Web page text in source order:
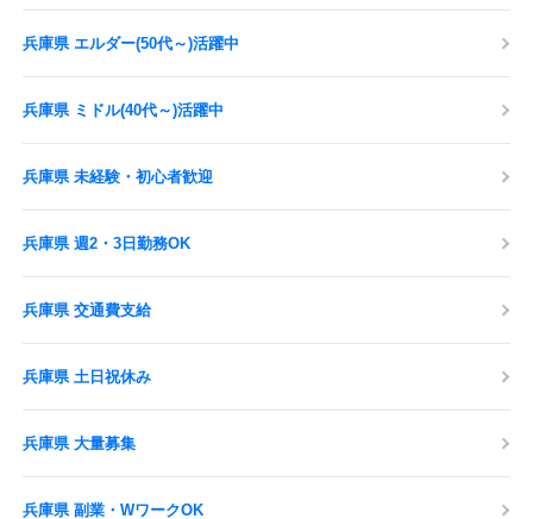
兵庫県 エルダー(50代～)活躍中
兵庫県 ミドル(40代～)活躍中
兵庫県 未経験・初心者歓迎
兵庫県 週2・3日勤務OK
兵庫県 交通費支給
兵庫県 土日祝休み
兵庫県 大量募集
兵庫県 副業・WワークOK